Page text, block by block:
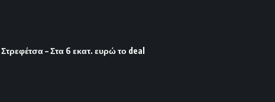
– Στα 6 εκατ. ευρώ το deal